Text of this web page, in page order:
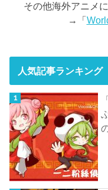
その他海外アニメ
→「
人気記事ランキング